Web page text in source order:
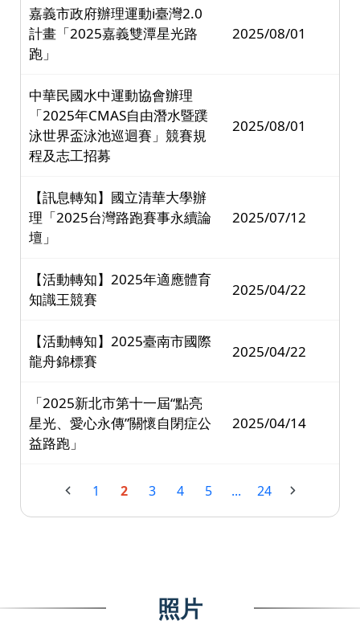
嘉義市政府辦理運動i臺灣2.0
計畫「2025嘉義雙潭星光路
跑」
2025/08/01
中華民國水中運動協會辦理
「2025年CMAS自由潛水暨蹼
泳世界盃泳池巡迴賽」競賽規
程及志工招募
2025/08/01
【訊息轉知】國立清華大學辦
理「2025台灣路跑賽事永續論
壇」
2025/07/12
【活動轉知】2025年適應體育
知識王競賽
2025/04/22
【活動轉知】2025臺南市國際
龍舟錦標賽
2025/04/22
「2025新北市第十一屆“點亮
星光、愛心永傳”關懷自閉症公
益路跑」
2025/04/14
1 2 3 4 5 ... 24
照片